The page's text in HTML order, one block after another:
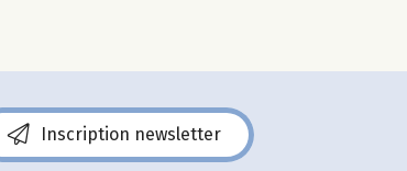
Inscription newsletter